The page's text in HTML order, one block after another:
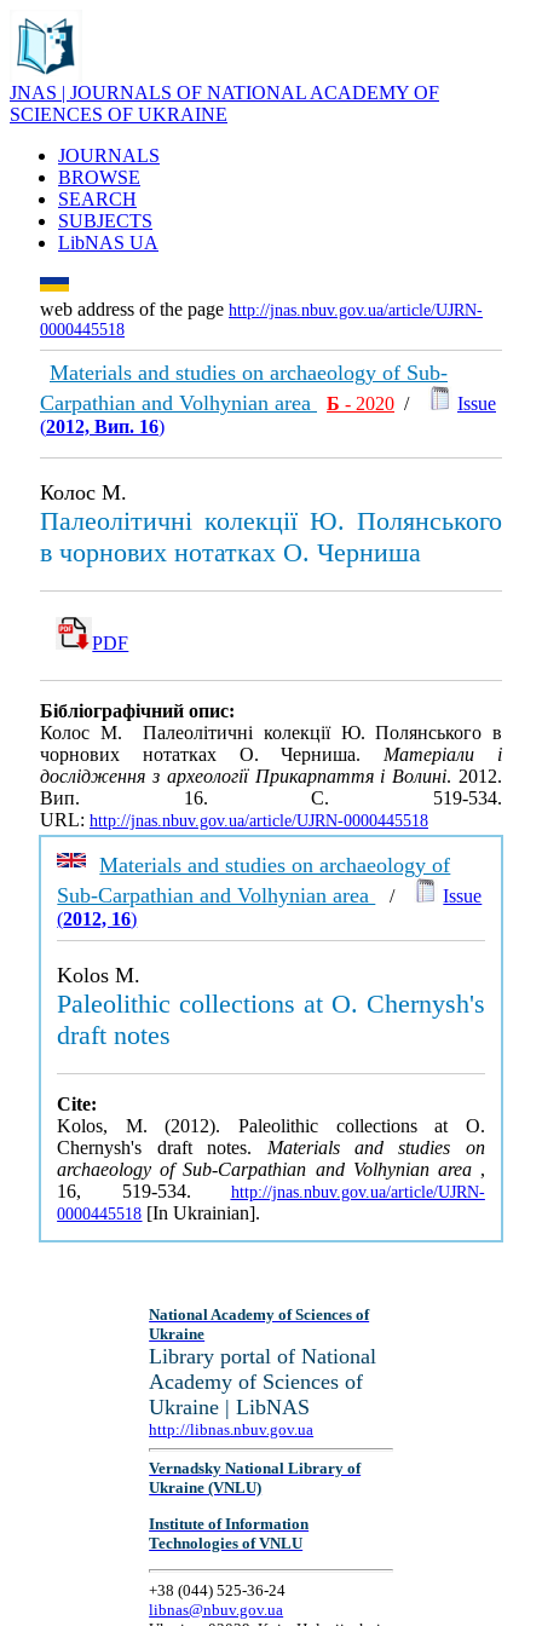
JNAS | JOURNALS OF NATIONAL ACADEMY OF
SCIENCES OF UKRAINE
JOURNALS
BROWSE
SEARCH
SUBJECTS
LibNAS UA
web address of the page http://jnas.nbuv.gov.ua/article/UJRN-
0000445518
Materials and studies on archaeology of Sub-
Carpathian and Volhynian area
Б - 2020 /
Issue
(2012, Вип. 16)
Колос М.
Палеолітичні колекції Ю. Полянського
в чорнових нотатках О. Черниша
PDF
Бібліографічний опис:
Колос М. Палеолітичні колекції Ю. Полянського в
чорнових нотатках О. Черниша.Матеріали і
дослідження з археології Прикарпаття і Волині. 2012.
Вип. 16. С. 519-534.
URL: http://jnas.nbuv.gov.ua/article/UJRN-0000445518
Materials and studies on archaeology of
Sub-Carpathian and Volhynian area
/
Issue
(2012, 16)
Kolos M.
Paleolithic collections at O. Chernysh's
draft notes
Cite:
Kolos, M. (2012). Paleolithic collections at O.
Chernysh's draft notes. Materials and studies on
archaeology of Sub-Carpathian and Volhynian area ,
16, 519-534. http://jnas.nbuv.gov.ua/article/UJRN-
0000445518 [In Ukrainian].
National Academy of Sciences of
Ukraine
Library portal of National
Academy of Sciences of
Ukraine | LibNAS
http://libnas.nbuv.gov.ua
Vernadsky National Library of
Ukraine (VNLU)
Institute of Information
Technologies of VNLU
+38 (044) 525-36-24
libnas@nbuv.gov.ua